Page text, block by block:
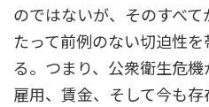
のではないが、そのすべ
たって前例のない切迫性
る。つまり、公衆衛生危機
雇用、賃金、そして今も